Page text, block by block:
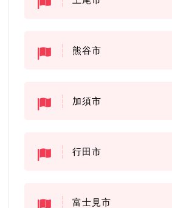
熊谷市
加須市
行田市
富士見市